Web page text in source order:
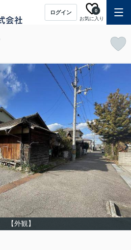
ログイン
お気に入り
0
【外観】